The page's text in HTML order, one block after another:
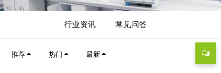
行业资讯 常见问答
推荐 热门 最新